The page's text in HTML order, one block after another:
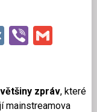
VKViber
zpráv, které
mainstreamova